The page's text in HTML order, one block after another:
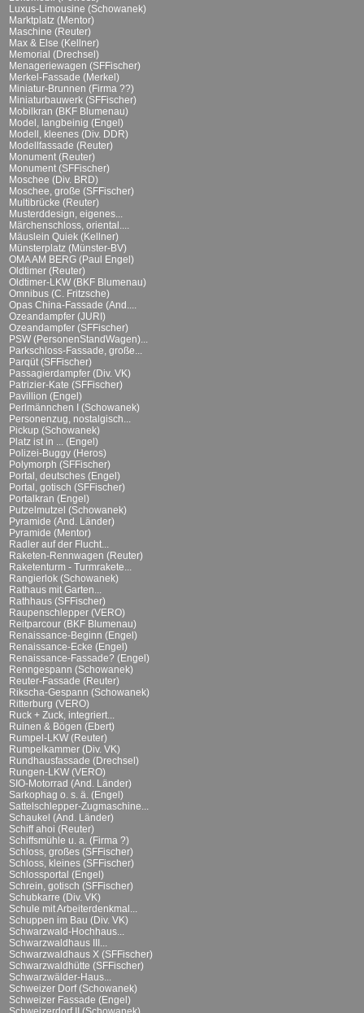
Luxus-Limousine (Schowanek)
Marktplatz (Mentor)
Maschine (Reuter)
Max & Else (Kellner)
Memorial (Drechsel)
Menageriewagen (SFFischer)
Merkel-Fassade (Merkel)
Miniatur-Brunnen (Firma ??)
Miniaturbauwerk (SFFischer)
Mobilkran (BKF Blumenau)
Model, langbeinig (Engel)
Modell, kleenes (Div. DDR)
Modellfassade (Reuter)
Monument (Reuter)
Monument (SFFischer)
Moschee (Div. BRD)
Moschee, große (SFFischer)
Multibrücke (Reuter)
Musterddesign, eigenes...
Märchenschloss, oriental....
Mäuslein Quiek (Kellner)
Münsterplatz (Münster-BV)
OMA AM BERG (Paul Engel)
Oldtimer (Reuter)
Oldtimer-LKW (BKF Blumenau)
Omnibus (C. Fritzsche)
Opas China-Fassade (And....
Ozeandampfer (JURI)
Ozeandampfer (SFFischer)
PSW (PersonenStandWagen)...
Parkschloss-Fassade, große...
Parqüt (SFFischer)
Passagierdampfer (Div. VK)
Patrizier-Kate (SFFischer)
Pavillion (Engel)
Perlmännchen I (Schowanek)
Personenzug, nostalgisch...
Pickup (Schowanek)
Platz ist in ... (Engel)
Polizei-Buggy (Heros)
Polymorph (SFFischer)
Portal, deutsches (Engel)
Portal, gotisch (SFFischer)
Portalkran (Engel)
Putzelmutzel (Schowanek)
Pyramide (And. Länder)
Pyramide (Mentor)
Radler auf der Flucht...
Raketen-Rennwagen (Reuter)
Raketenturm - Turmrakete...
Rangierlok (Schowanek)
Rathaus mit Garten...
Rathhaus (SFFischer)
Raupenschlepper (VERO)
Reitparcour (BKF Blumenau)
Renaissance-Beginn (Engel)
Renaissance-Ecke (Engel)
Renaissance-Fassade? (Engel)
Renngespann (Schowanek)
Reuter-Fassade (Reuter)
Rikscha-Gespann (Schowanek)
Ritterburg (VERO)
Ruck + Zuck, integriert...
Ruinen & Bögen (Ebert)
Rumpel-LKW (Reuter)
Rumpelkammer (Div. VK)
Rundhausfassade (Drechsel)
Rungen-LKW (VERO)
SIO-Motorrad (And. Länder)
Sarkophag o. s. ä. (Engel)
Sattelschlepper-Zugmaschine...
Schaukel (And. Länder)
Schiff ahoi (Reuter)
Schiffsmühle u. a. (Firma ?)
Schloss, großes (SFFischer)
Schloss, kleines (SFFischer)
Schlossportal (Engel)
Schrein, gotisch (SFFischer)
Schubkarre (Div. VK)
Schule mit Arbeiterdenkmal...
Schuppen im Bau (Div. VK)
Schwarzwald-Hochhaus...
Schwarzwaldhaus III...
Schwarzwaldhaus X (SFFischer)
Schwarzwaldhütte (SFFischer)
Schwarzwälder-Haus...
Schweizer Dorf (Schowanek)
Schweizer Fassade (Engel)